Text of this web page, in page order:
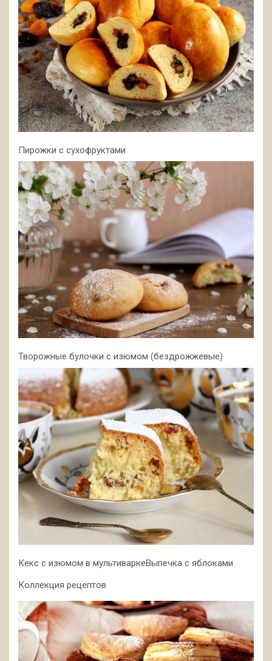
Пирожки с сухофруктами
Творожные булочки с изюмом (бездрожжевые)
Кекс с изюмом в мультиваркеВыпечка с яблоками
Коллекция рецептов